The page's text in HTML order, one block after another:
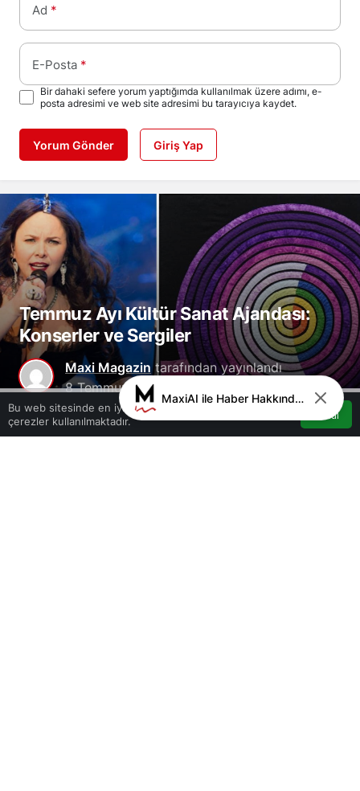
Ad *
E-Posta *
Bir dahaki sefere yorum yaptığımda kullanılmak üzere adımı, e-
posta adresimi ve web site adresimi bu tarayıcıya kaydet.
Yorum Gönder Giriş Yap
Temmuz Ayı Kültür Sanat Ajandası:
Konserler ve Sergiler
Maxi Magazintarafından yayınlandı
8 Temmuz 2026, 07:11
Temmuz 2026, 07:12 güncellendi
4
Bu web sitesinde en iyi deneyimi yaşamanızı sağlamak için
çerezler kullanılmaktadır.
Kabul
Anasayfa Akış Hesabım Bildirimler
MaxiAI ile Haber Hakkında Sohbet